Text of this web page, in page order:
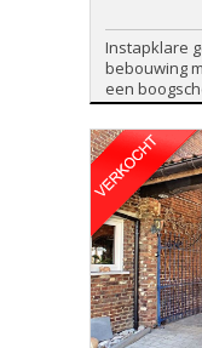
Instapklare
bebouwing
een